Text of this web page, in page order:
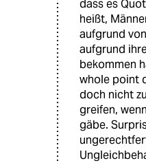
dass es
heißt,
aufgrund
aufgrund
bekommen
whole point
doch nicht
greifen,
gäbe.